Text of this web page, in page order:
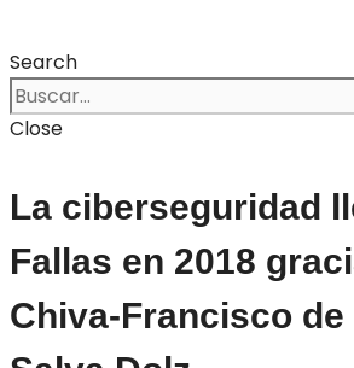
Search
Close
La ciberseguridad
Fallas en 2018
Chiva-Francisco